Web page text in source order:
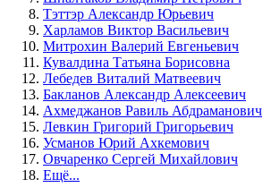
Тэттэр Александр Юрьевич
Харламов Виктор Васильевич
Митрохин Валерий Евгеньевич
Кувалдина Татьяна Борисовна
Лебедев Виталий Матвеевич
Бакланов Александр Алексеевич
Ахмеджанов Равиль Абдраманович
Левкин Григорий Григорьевич
Усманов Юрий Ахкемович
Овчаренко Сергей Михайлович
Ещё...